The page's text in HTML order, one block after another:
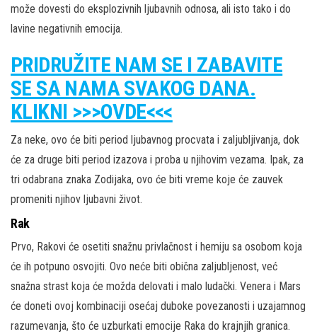
može dovesti do eksplozivnih ljubavnih odnosa, ali isto tako i do
lavine negativnih emocija.
PRIDRUŽITE NAM SE I ZABAVITE
SE SA NAMA SVAKOG DANA.
KLIKNI >>>OVDE<<<
Za neke, ovo će biti period ljubavnog procvata i zaljubljivanja, dok
će za druge biti period izazova i proba u njihovim vezama. Ipak, za
tri odabrana znaka Zodijaka, ovo će biti vreme koje će zauvek
promeniti njihov ljubavni život.
Rak
Prvo, Rakovi će osetiti snažnu privlačnost i hemiju sa osobom koja
će ih potpuno osvojiti. Ovo neće biti obična zaljubljenost, već
snažna strast koja će možda delovati i malo ludački. Venera i Mars
će doneti ovoj kombinaciji osećaj duboke povezanosti i uzajamnog
razumevanja, što će uzburkati emocije Raka do krajnjih granica.